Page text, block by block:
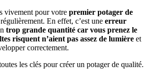
vivement pour votre premier potager de
En effet, c’est une erreur
trop grande quantité car vous prenez le
risquent n’aient pas assez de lumière et
correctement.
les clés pour créer un potager de qualité.